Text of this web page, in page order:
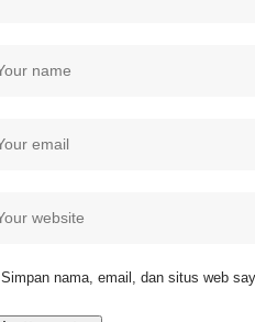
Simpan nama, email, dan situs web